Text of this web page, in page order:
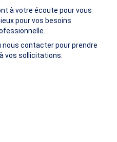
à votre écoute pour vous
pour vos besoins
nous contacter pour prendre
vos sollicitations.